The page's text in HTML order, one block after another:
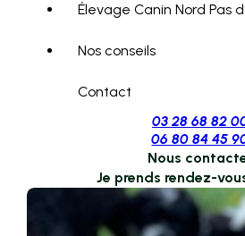
Élevage Canin Nord Pas
Nos conseils
Contact
03 28 68 82
06 80 84 45
Nous
Je prends rendez-